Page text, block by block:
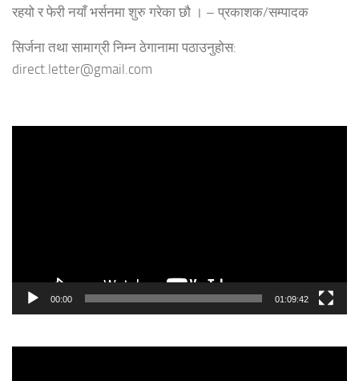
रहयो र फेरी नयाँ भर्सनमा शुरु गरेका छौ । – प्रकाशक/सम्पादक
सिर्जना तथा सामाग्री निम्न ठेगानामा पठाउनुहोस:
direct.letter@gmail.com
00:00 01:09:42